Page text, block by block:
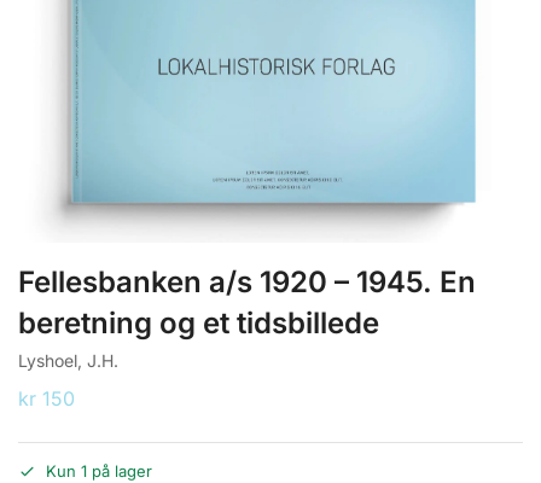
Fellesbanken a/s 1920 – 1945. En
beretning og et tidsbillede
Lyshoel, J.H.
kr 150
Kun 1 på lager